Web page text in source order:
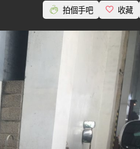
拍個手吧 收藏